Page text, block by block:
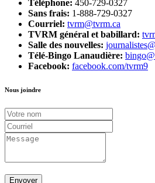
Téléphone: 450-729-0327
Sans frais: 1-888-729-0327
Courriel: tvrm@tvrm.ca
TVRM général et babillard:
Salle des nouvelles:
Télé-Bingo Lanaudière:
Facebook: facebook.com/tvrm9
Nous joindre
Envoyer